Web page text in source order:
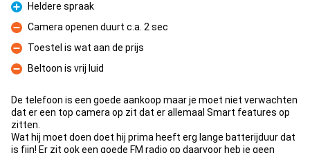
Pro
Heldere spraak
Con
Camera openen duurt c.a. 2 sec
Con
Toestel is wat aan de prijs
Con
Beltoon is vrij luid
De telefoon is een goede aankoop maar je moet niet verwachten
dat er een top camera op zit dat er allemaal Smart features op
zitten.
Wat hij moet doen doet hij prima heeft erg lange batterijduur dat
is fijn! Er zit ook een goede FM radio op daarvoor heb je geen